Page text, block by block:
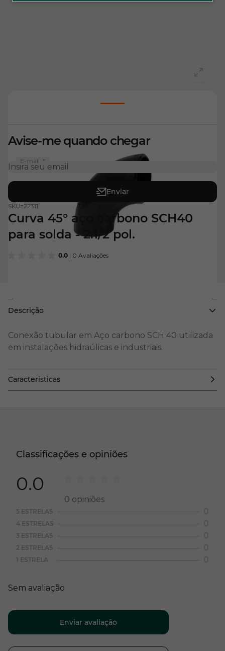
0.0 | 0 Avaliações
SKU=22311
Curva 45° aço carbono SCH40
para solda - 2.1/2 pol.
Avise-me quando chegar
E-mail:
Enviar
Descrição
Conexão tubular em Aço carbono SCH 40 utilizada
em instalações hidraúlicas e industriais.
Características
Classificações e opiniões
0.0
0 opiniões
5 ESTRELAS 0
4 ESTRELAS 0
3 ESTRELAS 0
2 ESTRELAS 0
1 ESTRELA 0
Sem avaliação
Enviar avaliação